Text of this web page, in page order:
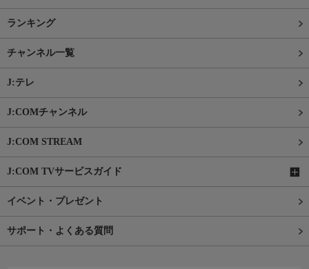
ランキング
チャンネル一覧
J:テレ
J:COMチャンネル
J:COM STREAM
J:COM TVサービスガイド
イベント・プレゼント
サポート・よくある質問